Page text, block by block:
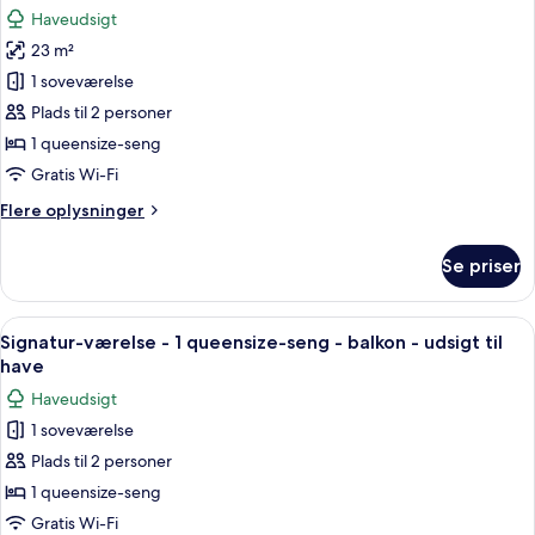
seng
balkon
billeder
af
Design-
værelse
Haveudsigt
23 m²
1 soveværelse
Plads til 2 personer
1 queensize-seng
Gratis Wi-Fi
Flere oplysninger
Flere
værelse
Se priser
Indlæs
alle
billeder
af
Signatur-
værelse
-
1
Et soveværelse med en seng, et
7
Signatur-værelse - 1 queensize-seng - balkon - udsigt til
have
Haveudsigt
1 soveværelse
Plads til 2 personer
1 queensize-seng
Gratis Wi-Fi